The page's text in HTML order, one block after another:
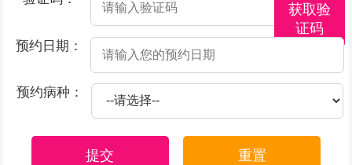
获取验
证码
预约日期：
预约病种：
提交 重置